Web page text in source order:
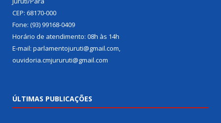
CEP: 68170-000
Fone: (93) 99168-0409
Horário de atendimento: 08h às 14h
E-mail: parlamentojuruti@gmail.com,
ouvidoria.cmjururuti@gmail.com
ÚLTIMAS PUBLICAÇÕES